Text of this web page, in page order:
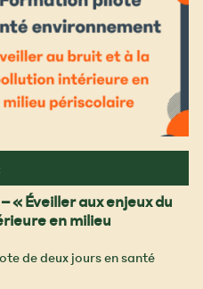
Éveiller aux enjeux du
en milieu
de deux jours en santé